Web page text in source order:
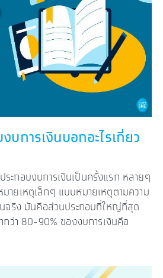
บการเงินบอกอะไรเกี่ยว
ระกอบงบการเงินเป็นครั้งแรก หลายๆ
ายเหตุเล็กๆ แบบหมายเหตุตามความ
นจริง มันคือส่วนประกอบที่ใหญ่ที่สุด
กว่า 80-90% ของงบการเงินคือ